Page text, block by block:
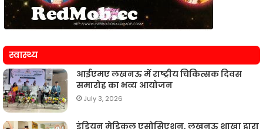
स्वास्थ्य
आईएमए लखनऊ में राष्ट्रीय चिकित्सक दिवस
समारोह का भव्य आयोजन
July 3, 2026
इंडियन मेडिकल एसोसिएशन, लखनऊ शाखा द्वारा